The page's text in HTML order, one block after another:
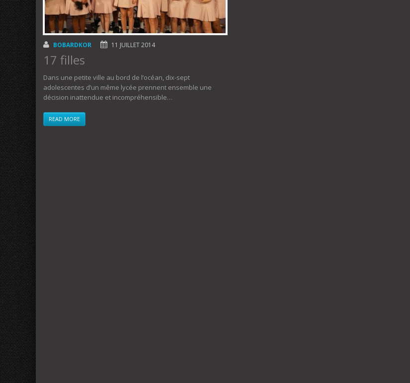
BOBARDKOR 11 JUILLET 2014
17 filles
Dans une petite ville au bord de l’océan, dix-sept
adolescentes d’un même lycée prennent ensemble une
décision inattendue et incompréhensible…
READ MORE